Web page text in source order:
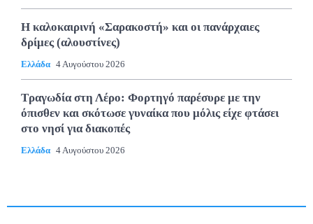
Η καλοκαιρινή «Σαρακοστή» και οι πανάρχαιες
δρίμες (αλουστίνες)
Ελλάδα 4 Αυγούστου 2026
Τραγωδία στη Λέρο: Φορτηγό παρέσυρε με την
όπισθεν και σκότωσε γυναίκα που μόλις είχε φτάσει
στο νησί για διακοπές
Ελλάδα 4 Αυγούστου 2026